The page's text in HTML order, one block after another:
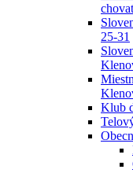
25-31
Klub